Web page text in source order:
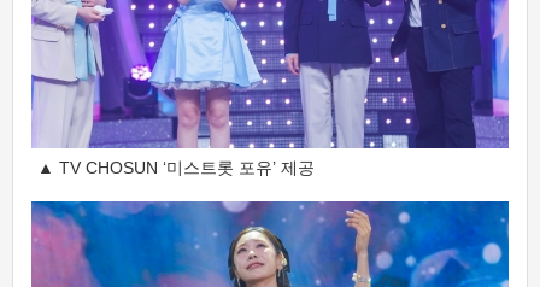
▲ TV CHOSUN ‘미스트롯 포유’ 제공